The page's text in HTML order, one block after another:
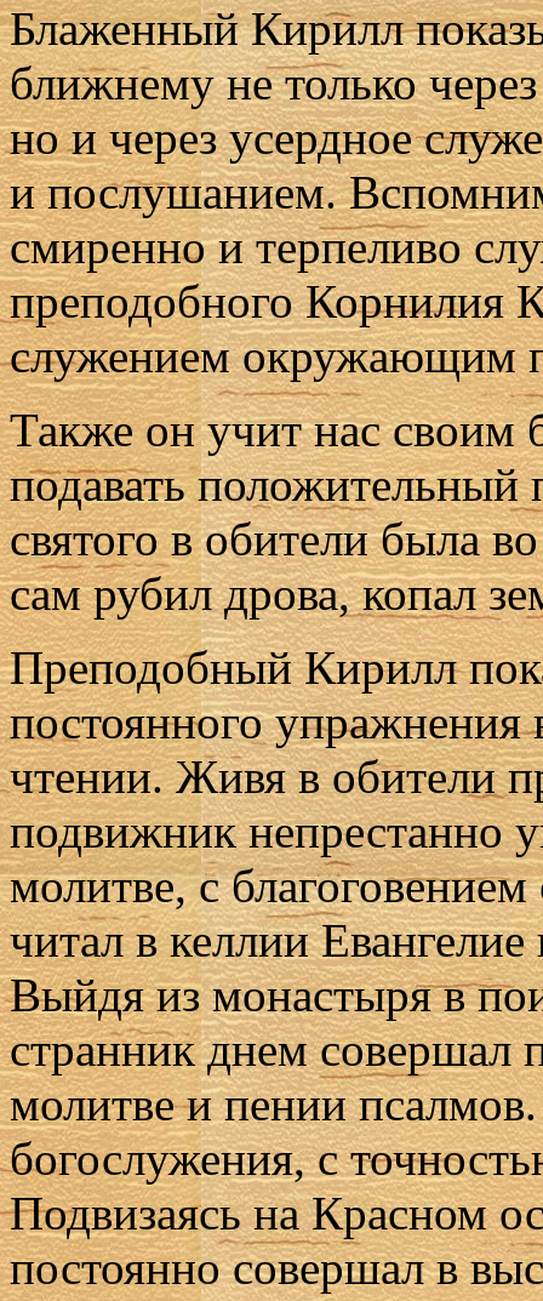
Блаженный Кирилл
ближнему не только
но и через усердное
и послушанием.
смиренно и терпеливо
преподобного Корнилия
служением окружающим
Также он учит нас своим
подавать
святого в обители была
сам рубил дрова, копал
Преподобный Кирилл
постоянного
чтении. Живя в обители
подвижник непрестанно
молитве, с
читал в келлии
Выйдя из монастыря в
странник днем совершал
молитве и пении
богослужения, с
Подвизаясь на Красном
постоянно совершал в